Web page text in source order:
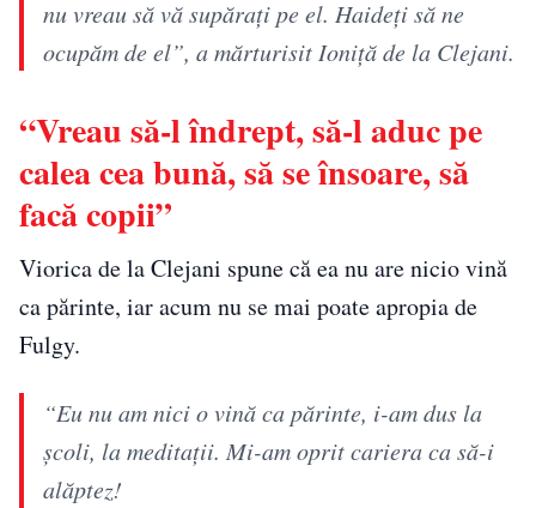
nu vreau să vă supărați pe el. Haideți să ne
ocupăm de el”, a mărturisit Ioniţă de la Clejani.
“Vreau să-l îndrept, să-l aduc pe
calea cea bună, să se însoare, să
facă copii”
Viorica de la Clejani spune că ea nu are nicio vină
ca părinte, iar acum nu se mai poate apropia de
Fulgy.
“Eu nu am nici o vină ca părinte, i-am dus la
școli, la meditații. Mi-am oprit cariera ca să-i
alăptez!